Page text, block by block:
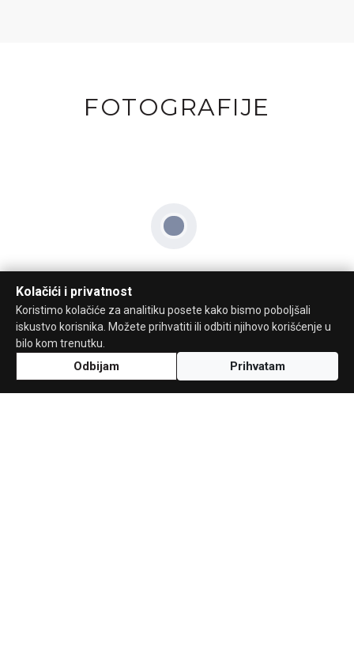
FOTOGRAFIJE
Kolačići i privatnost
Koristimo kolačiće za analitiku posete kako bismo poboljšali
iskustvo korisnika. Možete prihvatiti ili odbiti njihovo korišćenje u
bilo kom trenutku.
Odbijam Prihvatam